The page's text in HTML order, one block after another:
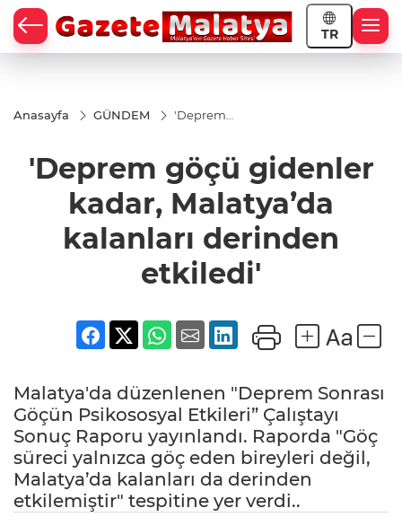
TR
Anasayfa GÜNDEM
'Deprem
kadar,
Malatya’da
kalanları
derinden
etkiledi'
'Deprem göçü gidenler
kadar, Malatya’da
kalanları derinden
etkiledi'
Malatya'da düzenlenen "Deprem Sonrası
Göçün Psikososyal Etkileri” Çalıştayı
Sonuç Raporu yayınlandı. Raporda "Göç
süreci yalnızca göç eden bireyleri değil,
Malatya’da kalanları da derinden
etkilemiştir" tespitine yer verdi..